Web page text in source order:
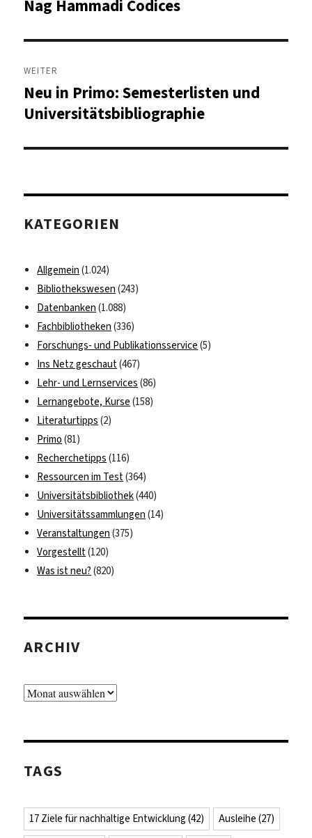
Nag Hammadi Codices
WEITER
Nächster
Beitrag:
Neu in Primo: Semesterlisten und
Universitätsbibliographie
KATEGORIEN
Allgemein (1.024)
Bibliothekswesen (243)
Datenbanken (1.088)
Fachbibliotheken (336)
Forschungs- und Publikationsservice (5)
Ins Netz geschaut(467)
Lehr- und Lernservices (86)
Lernangebote, Kurse (158)
Literaturtipps (2)
Primo (81)
Recherchetipps (116)
Ressourcen im Test(364)
Universitätsbibliothek(440)
Universitätssammlungen (14)
Veranstaltungen (375)
Vorgestellt(120)
Was ist neu? (820)
ARCHIV
Archiv
TAGS
17 Ziele für nachhaltige Entwicklung (42) Ausleihe (27)